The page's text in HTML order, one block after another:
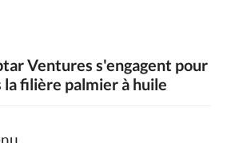
Ventures s'engagent pour
filière palmier à huile